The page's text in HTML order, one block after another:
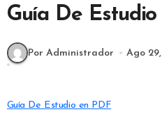
Guía De Estudio
Por Administrador Ago
Guía De Estudio en PDF